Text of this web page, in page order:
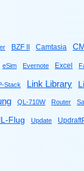
BZF II Camtasia
eSim Evernote Excel
Stack Link Library
QL-710W Router
Flug Update